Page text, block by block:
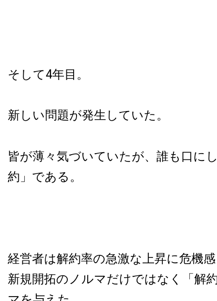
そして4年目。
新しい問題が発生していた。
皆が薄々気づいていたが、誰も口に
約」である。
経営者は解約率の急激な上昇に危機
新規開拓のノルマだけではなく「解